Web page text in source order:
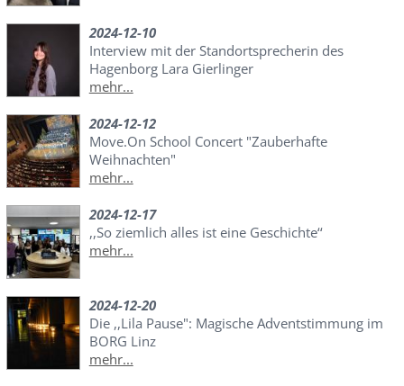
2024-12-10
Interview mit der Standortsprecherin des
Hagenborg Lara Gierlinger
mehr...
2024-12-12
Move.On School Concert "Zauberhafte
Weihnachten"
mehr...
2024-12-17
,,So ziemlich alles ist eine Geschichte‘‘
mehr...
2024-12-20
Die ,,Lila Pause": Magische Adventstimmung im
BORG Linz
mehr...